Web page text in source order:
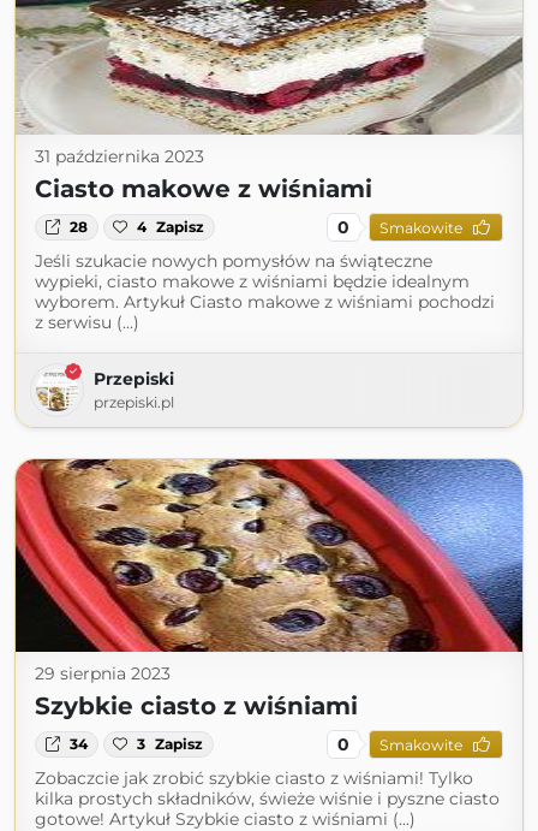
31 października 2023
Ciasto makowe z wiśniami
28 4 Zapisz 0 Smakowite
Jeśli szukacie nowych pomysłów na świąteczne
wypieki, ciasto makowe z wiśniami będzie idealnym
wyborem. Artykuł Ciasto makowe z wiśniami pochodzi
z serwisu (...)
Przepiski
przepiski.pl
29 sierpnia 2023
Szybkie ciasto z wiśniami
34 3 Zapisz 0 Smakowite
Zobaczcie jak zrobić szybkie ciasto z wiśniami! Tylko
kilka prostych składników, świeże wiśnie i pyszne ciasto
gotowe! Artykuł Szybkie ciasto z wiśniami (...)